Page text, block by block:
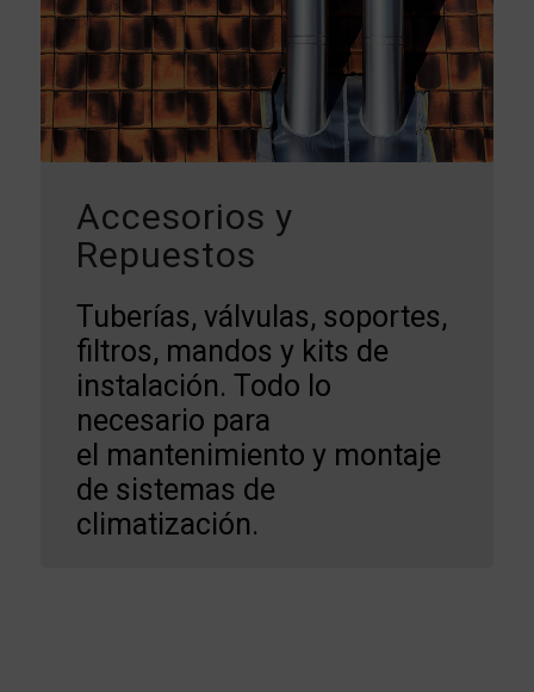
Accesorios y
Repuestos
Tuberías, válvulas, soportes,
filtros, mandos y kits de
instalación. Todo lo
necesario para
el mantenimiento y montaje
de sistemas de
climatización.